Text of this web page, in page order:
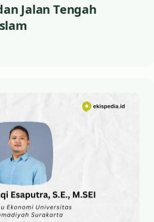
Jalan Tengah